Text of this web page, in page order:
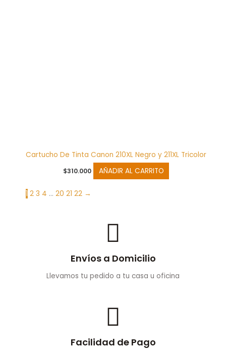
Cartucho De Tinta Canon 210XL Negro y 211XL Tricolor
$310.000 AÑADIR AL CARRITO
1 2 3 4 … 20 21 22 →
Envíos a Domicilio
Llevamos tu pedido a tu casa u oficina
Facilidad de Pago